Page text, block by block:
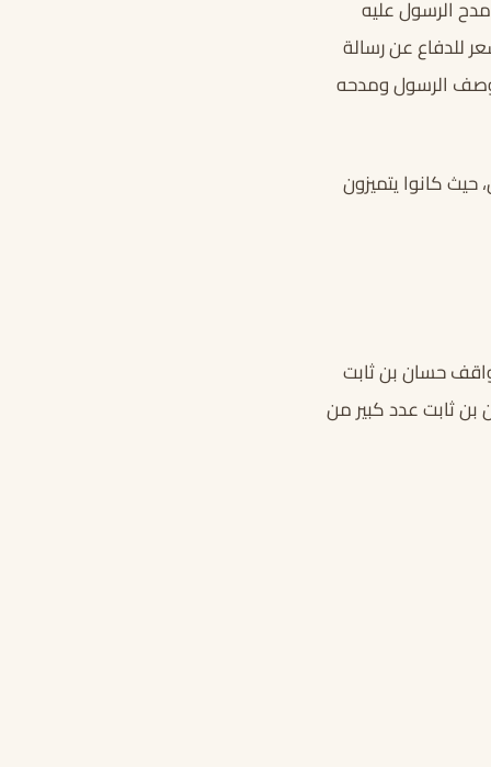
الرسول عليه
للدفاع عن رسالة
وصف الرسول ومدحه
كانوا يتميزون
حسان بن ثابت
بن ثابت عدد كبير من